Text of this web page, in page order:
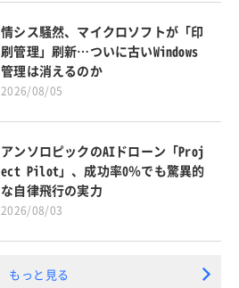
情シス騒然、マイクロソフトが「印
刷管理」刷新…ついに古いWindows
管理は消えるのか
2026/08/05
アンソロピックのAIドローン「Proj
ect Pilot」、成功率0％でも驚異的
な自律飛行の実力
2026/08/03
もっと見る